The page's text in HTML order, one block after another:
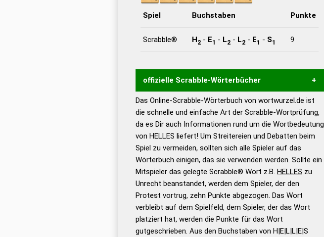
Spiel Buchstaben Punkte
Scrabble® H2- E1 - L2- L2- E1 - S1 9
offizielle Scrabble-Wörterbücher
Wortwurzel liefert mit Hilfe eines semantischen
Wortanalyse-Algorithmus gute Anhaltspunkte zu
Wortbedeutung, Worttrennung und Wortform, um die
Gültigkeit eines Wortes für das Scrabble-Spiel zu
bestimmen! zugelassene Turnier Scrabble-
Wörterbücher sind:
Duden – Standardwerk in 12
Bänden
Duden – Richtiges und gutes
Deutsch
Das Online-Scrabble-Wörterbuch von wortwurzel.de ist
die schnelle und einfache Art der Scrabble-Wortprüfung,
da es Dir auch Informationen rund um die Wortbedeutung
von HELLES liefert! Um Streitereien und Debatten beim
Spiel zu vermeiden, sollten sich alle Spieler auf das
Wörterbuch einigen, das sie verwenden werden. Sollte ein
Mitspieler das gelegte Scrabble® Wort z.B. HELLES zu
Unrecht beanstandet, werden dem Spieler, der den
Protest vortrug, zehn Punkte abgezogen. Das Wort
verbleibt auf dem Spielfeld, dem Spieler, der das Wort
platziert hat, werden die Punkte für das Wort
gutgeschrieben. Aus den Buchstaben von H|E|L|L|E|S